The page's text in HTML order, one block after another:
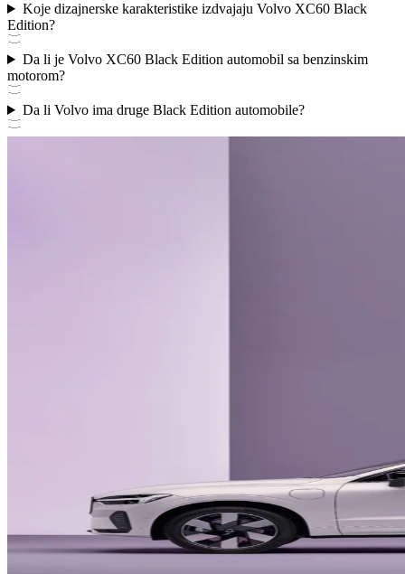
Koje dizajnerske karakteristike izdvajaju Volvo XC60 Black
Edition?
Da li je Volvo XC60 Black Edition automobil sa benzinskim
motorom?
Da li Volvo ima druge Black Edition automobile?